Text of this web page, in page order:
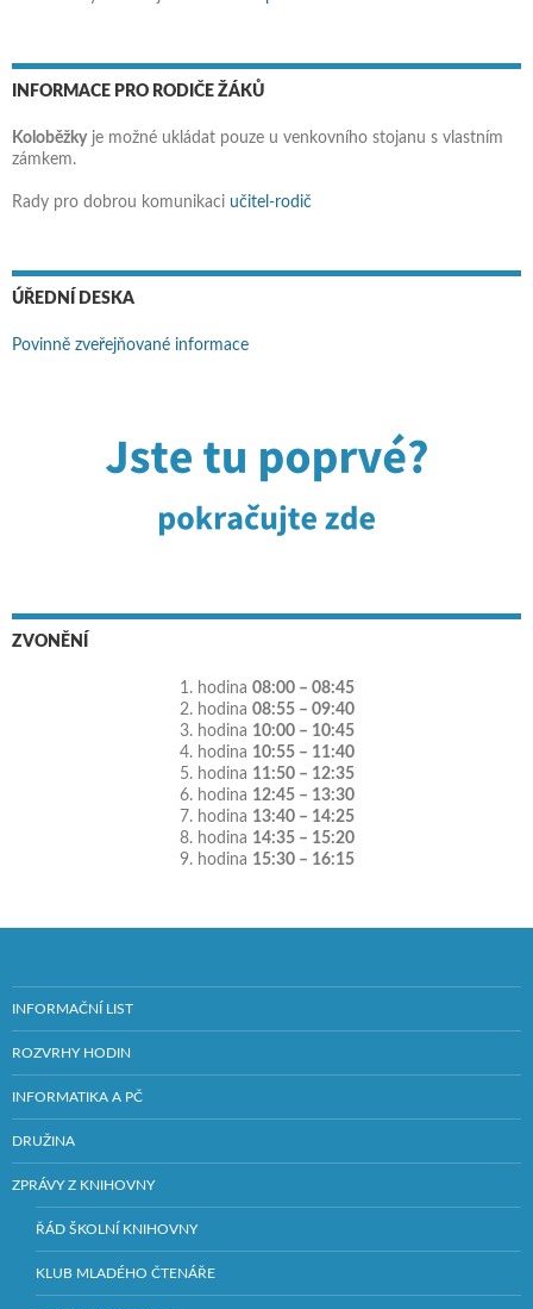
INFORMACE PRO RODIČE ŽÁKŮ
Koloběžkyje možné ukládat pouze u venkovního stojanu s vlastním
zámkem.
Rady pro dobrou komunikaci učitel-rodič
ÚŘEDNÍ DESKA
Povinně zveřejňované informace
ZVONĚNÍ
1. hodina 08:00 – 08:45
2. hodina 08:55 – 09:40
3. hodina 10:00 – 10:45
4. hodina 10:55 – 11:40
5. hodina 11:50 – 12:35
6. hodina 12:45 – 13:30
7. hodina 13:40 – 14:25
8. hodina 14:35 – 15:20
9. hodina 15:30 – 16:15
INFORMAČNÍ LIST
ROZVRHY HODIN
INFORMATIKA A PČ
DRUŽINA
ZPRÁVY Z KNIHOVNY
ŘÁD ŠKOLNÍ KNIHOVNY
KLUB MLADÉHO ČTENÁŘE